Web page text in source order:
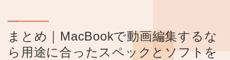
まとめ｜MacBookで動画編集するな
ら用途に合ったスペックとソフトを